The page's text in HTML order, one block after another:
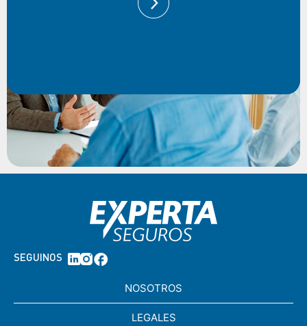
SEGUINOS
NOSOTROS
LEGALES